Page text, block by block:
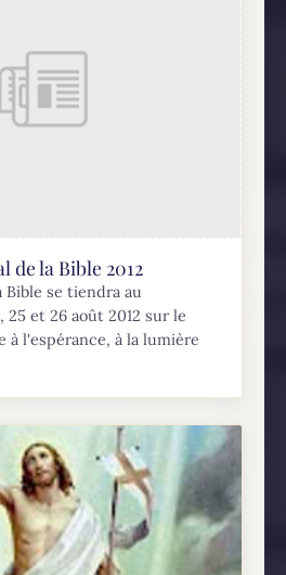
de la Bible 2012
Bible se tiendra au
et 26 août 2012 sur le
à l'espérance, à la lumière